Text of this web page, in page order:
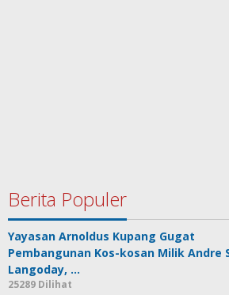
Berita Populer
Yayasan Arnoldus Kupang Gugat
Pembangunan Kos-kosan Milik Andre
Langoday, …
25289 Dilihat